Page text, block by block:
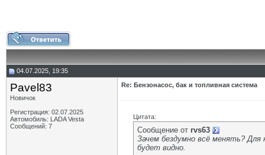
04.07.2025, 19:35
Pavel83
Новичок
Регистрация: 02.07.2025
Автомобиль: LADA Vesta
Сообщений: 7
Re: Бензонасос, бак и топливная система
Цитата:
Сообщение от rvs63
Зачем бездумно всё менять?
будет видно.